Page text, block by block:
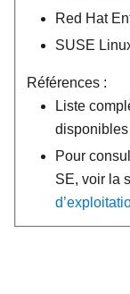
Red Hat
SUSE
Références :
Liste
disponibles
Pour
SE, voir la